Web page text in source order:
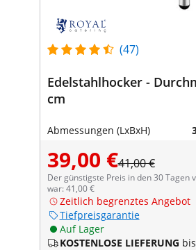
(47)
Edelstahlhocker -
cm
Abmessungen (LxBxH)
39,00 €41,00 €
Der günstigste Preis in den 30 Tagen
war: 41,00 €
Zeitlich begrenztes Angebot
Tiefpreisgarantie
Auf Lager
KOSTENLOSE LIEFERUNG